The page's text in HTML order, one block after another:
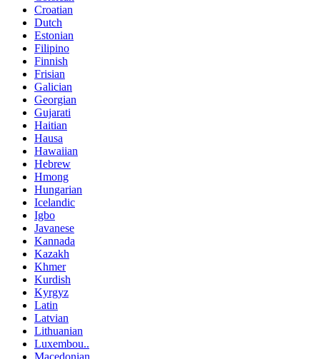
Croatian
Dutch
Estonian
Filipino
Finnish
Frisian
Galician
Georgian
Gujarati
Haitian
Hausa
Hawaiian
Hebrew
Hmong
Hungarian
Icelandic
Igbo
Javanese
Kannada
Kazakh
Khmer
Kurdish
Kyrgyz
Latin
Latvian
Lithuanian
Luxembou..
Macedonian